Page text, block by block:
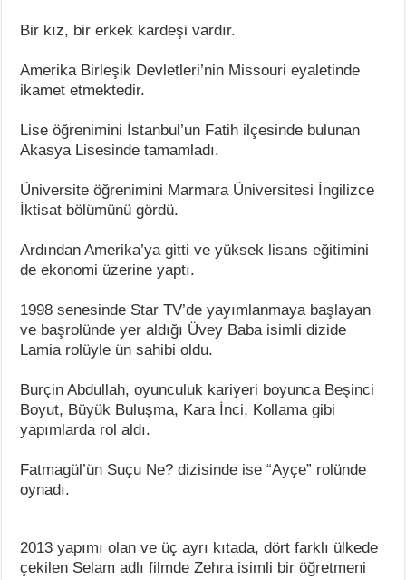
Bir kız, bir erkek kardeşi vardır.
Amerika Birleşik Devletleri’nin Missouri eyaletinde
ikamet etmektedir.
Lise öğrenimini İstanbul’un Fatih ilçesinde bulunan
Akasya Lisesinde tamamladı.
Üniversite öğrenimini Marmara Üniversitesi İngilizce
İktisat bölümünü gördü.
Ardından Amerika’ya gitti ve yüksek lisans eğitimini
de ekonomi üzerine yaptı.
1998 senesinde Star TV’de yayımlanmaya başlayan
ve başrolünde yer aldığı Üvey Baba isimli dizide
Lamia rolüyle ün sahibi oldu.
Burçin Abdullah, oyunculuk kariyeri boyunca Beşinci
Boyut, Büyük Buluşma, Kara İnci, Kollama gibi
yapımlarda rol aldı.
Fatmagül’ün Suçu Ne? dizisinde ise “Ayçe” rolünde
oynadı.
2013 yapımı olan ve üç ayrı kıtada, dört farklı ülkede
çekilen Selam adlı filmde Zehra isimli bir öğretmeni